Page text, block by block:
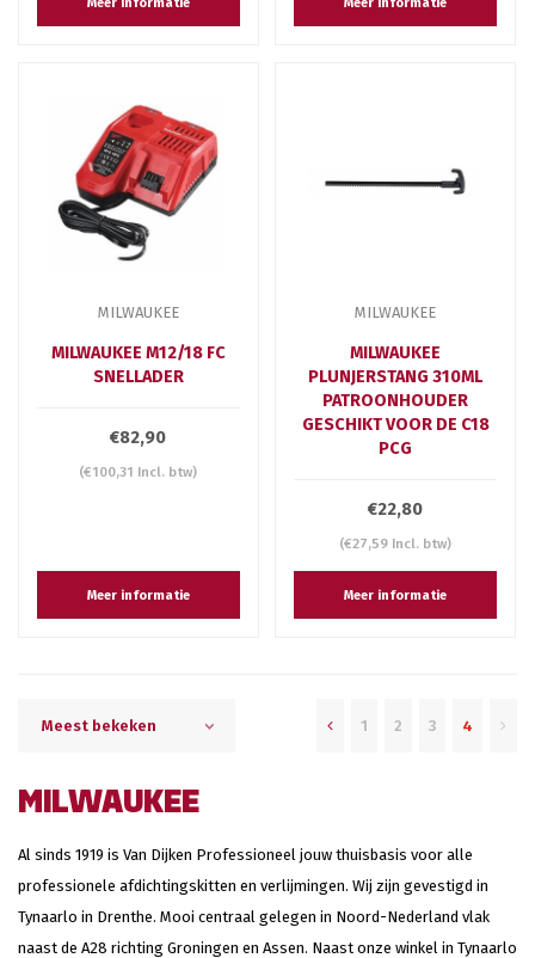
MILWAUKEE
MILWAUKEE M12/18 FC
SNELLADER
€82,90
(€100,31 Incl. btw)
Meer informatie
MILWAUKEE
MILWAUKEE
PLUNJERSTANG 310ML
PATROONHOUDER
GESCHIKT VOOR DE C18
PCG
€22,80
(€27,59 Incl. btw)
Meer informatie
Meest bekeken 1 2 3 4
MILWAUKEE
Al sinds 1919 is Van Dijken Professioneel jouw thuisbasis voor alle
professionele afdichtingskitten en verlijmingen. Wij zijn gevestigd in
Tynaarlo in Drenthe. Mooi centraal gelegen in Noord-Nederland vlak
naast de A28 richting Groningen en Assen. Naast onze winkel in Tynaarlo